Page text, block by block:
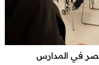
في المدارس